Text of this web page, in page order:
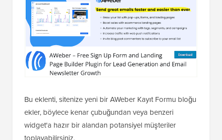
Bu eklenti, sitenize yeni bir AWeber Kayıt Formu bloğu
ekler, böylece kenar çubuğundan veya benzeri
widget'a hazır bir alandan potansiyel müşteriler
toplayabilirsiniz.